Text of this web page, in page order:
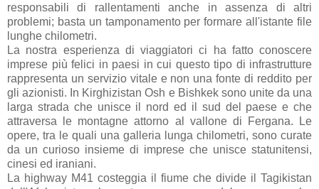
responsabili di rallentamenti anche in assenza di altri
problemi; basta un tamponamento per formare all'istante file
lunghe chilometri.
La nostra esperienza di viaggiatori ci ha fatto conoscere
imprese più felici in paesi in cui questo tipo di infrastrutture
rappresenta un servizio vitale e non una fonte di reddito per
gli azionisti. In Kirghizistan Osh e Bishkek sono unite da una
larga strada che unisce il nord ed il sud del paese e che
attraversa le montagne attorno al vallone di Fergana. Le
opere, tra le quali una galleria lunga chilometri, sono curate
da un curioso insieme di imprese che unisce statunitensi,
cinesi ed iraniani.
La highway M41 costeggia il fiume che divide il Tagikistan